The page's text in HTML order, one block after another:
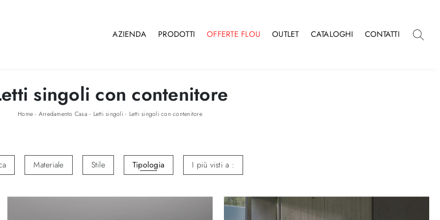
AZIENDA PRODOTTI OFFERTE FLOU OUTLET CATALOGHI CONTATTI
singoli con contenitore
Home - Arredamento Casa - Letti singoli - Letti singoli con contenitore
Materiale Stile Tipologia I più visti a :